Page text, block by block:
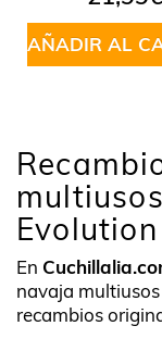
AÑADIR AL
En
navaja multiusos
recambios